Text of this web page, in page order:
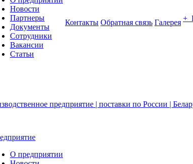
Новости
Партнеры
Документы
Сотрудники
Вакансии
Статьи
Контакты Обратная связь Галерея +
О предприятии